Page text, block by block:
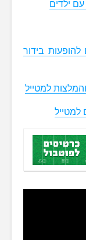
ילדים
בידור
למטייל
למטייל